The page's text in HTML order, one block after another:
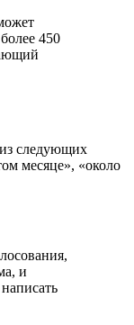
450
из следующих
месяце», «около
и